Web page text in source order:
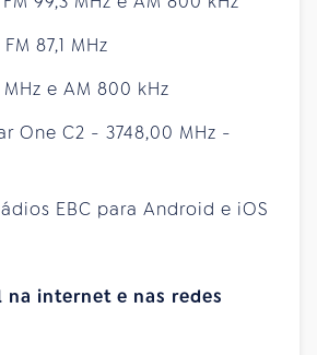
87,1 MHz
MHz e AM 800 kHz
One C2 - 3748,00 MHz -
EBC para Android e iOS
na internet e nas redes